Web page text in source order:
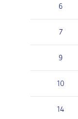
6
7
9
10
14